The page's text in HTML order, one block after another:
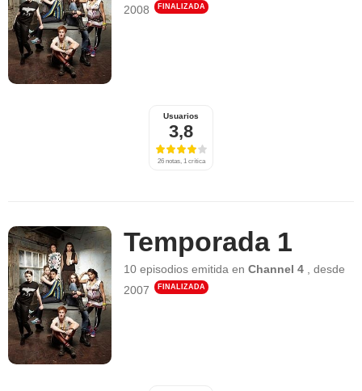
2008
FINALIZADA
Usuarios
3,8
26 notas, 1 crítica
Temporada 1
10 episodios emitida enChannel 4 ,desde
2007
FINALIZADA